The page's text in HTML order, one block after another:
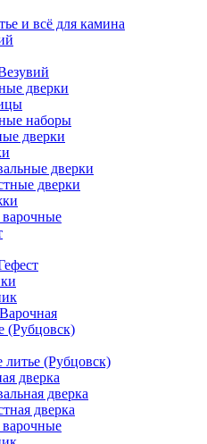
и всё для камина
дверки
наборы
дверки
дверки
дверки
(Рубцовск)
литье (Рубцовск)
дверка
дверка
дверка